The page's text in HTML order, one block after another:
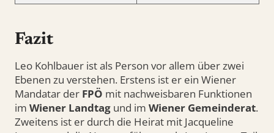
Fazit
Leo Kohlbauer ist als Person vor allem über zwei
Ebenen zu verstehen. Erstens ist er ein Wiener
Mandatar der FPÖ mit nachweisbaren Funktionen
im Wiener Landtag und im Wiener Gemeinderat.
Zweitens ist er durch die Heirat mit Jacqueline